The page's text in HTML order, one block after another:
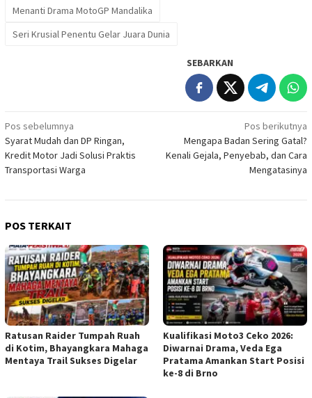
Menanti Drama MotoGP Mandalika
Seri Krusial Penentu Gelar Juara Dunia
SEBARKAN
Navigasi
pos
Pos sebelumnya
Syarat Mudah dan DP Ringan,
Kredit Motor Jadi Solusi Praktis
Transportasi Warga
Pos berikutnya
Mengapa Badan Sering Gatal?
Kenali Gejala, Penyebab, dan Cara
Mengatasinya
POS TERKAIT
Ratusan Raider Tumpah Ruah
di Kotim, Bhayangkara Mahaga
Mentaya Trail Sukses Digelar
Kualifikasi Moto3 Ceko 2026:
Diwarnai Drama, Veda Ega
Pratama Amankan Start Posisi
ke-8 di Brno